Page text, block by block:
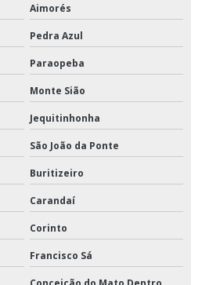
Aimorés
Pedra Azul
Paraopeba
Monte Sião
Jequitinhonha
São João da Ponte
Buritizeiro
Carandaí
Corinto
Francisco Sá